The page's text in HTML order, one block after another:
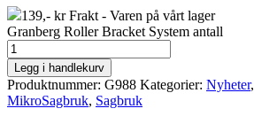
139,- kr Frakt - Varen på vårt lager
Granberg Roller Bracket System antall
Legg i handlekurv
Produktnummer: G988 Kategorier: Nyheter,
MikroSagbruk, Sagbruk